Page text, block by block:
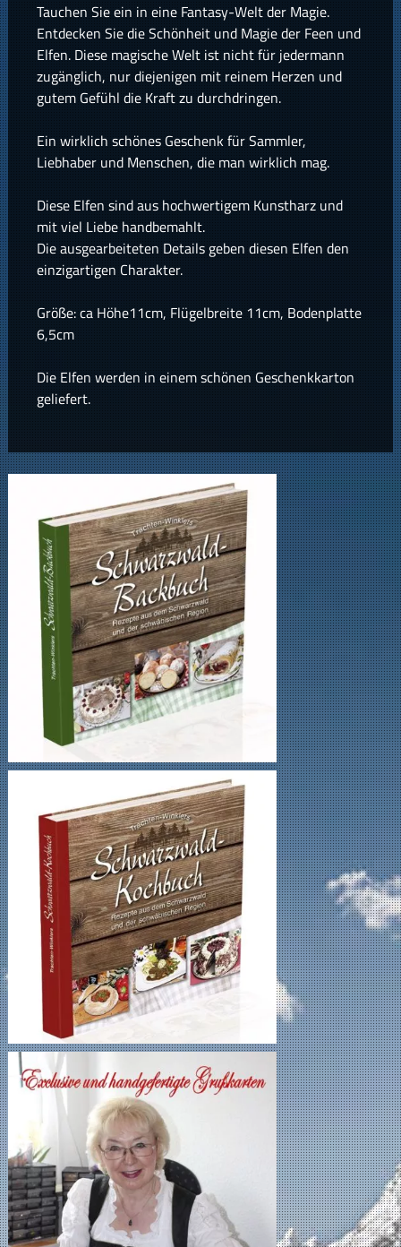
Tauchen Sie ein in eine Fantasy-Welt der Magie.
Entdecken Sie die Schönheit und Magie der Feen und
Elfen. Diese magische Welt ist nicht für jedermann
zugänglich, nur diejenigen mit reinem Herzen und
gutem Gefühl die Kraft zu durchdringen.
Ein wirklich schönes Geschenk für Sammler,
Liebhaber und Menschen, die man wirklich mag.
Diese Elfen sind aus hochwertigem Kunstharz und
mit viel Liebe handbemahlt.
Die ausgearbeiteten Details geben diesen Elfen den
einzigartigen Charakter.
Größe: ca Höhe11cm, Flügelbreite 11cm, Bodenplatte
6,5cm
Die Elfen werden in einem schönen Geschenkkarton
geliefert.